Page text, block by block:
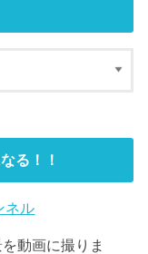
る！！
ネル
動画に撮りま